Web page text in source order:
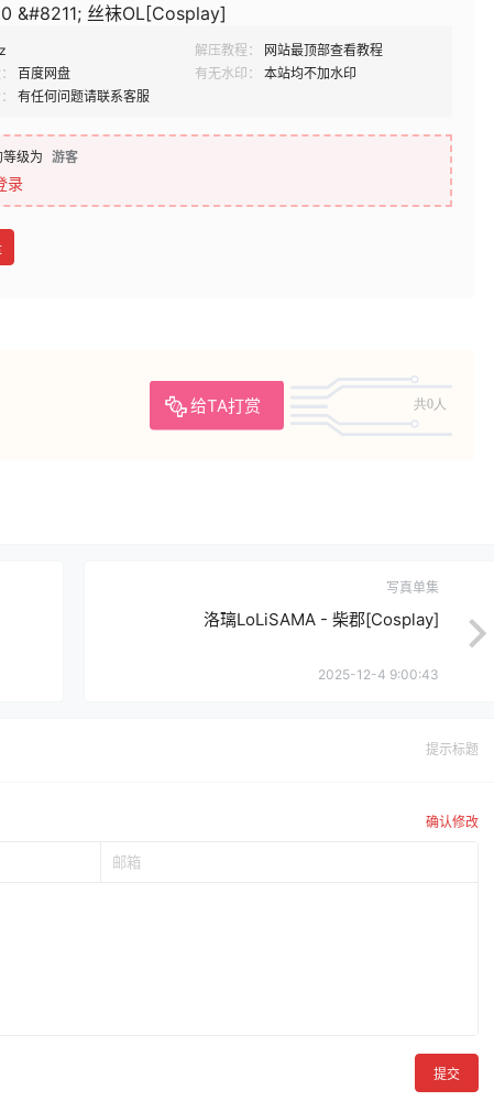
&#8211; 丝袜OL[Cosplay]
解压教程：
网站最顶部查看教程
百度网盘 有无水印：
本站均不加水印
有任何问题请联系客服
级为 游客
录
给TA打赏 共0人
写真单集
洛璃LoLiSAMA - 柴郡[Cosplay]
2025-12-4 9:00:43
提示标题
确认修改
提交